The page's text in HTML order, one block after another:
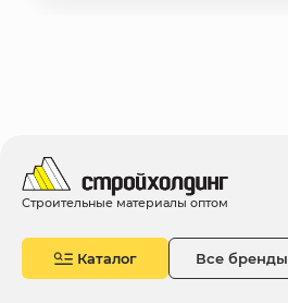
Строительные материалы оптом
Каталог Все бренды